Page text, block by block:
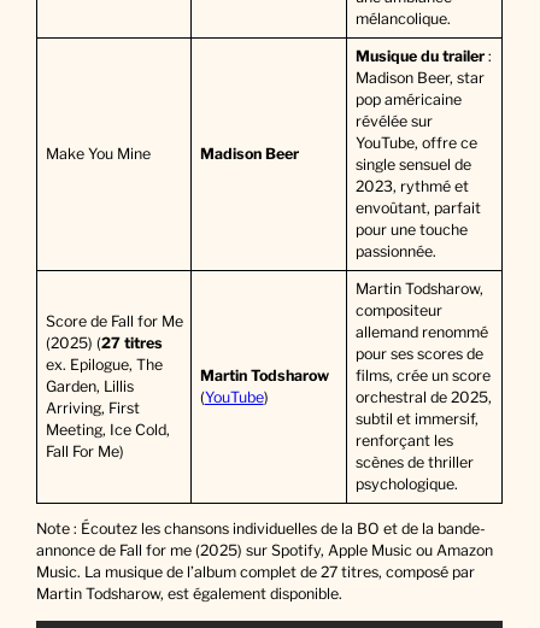
mélancolique.
Make You Mine Madison Beer
Musique du trailer :
Madison Beer, star
pop américaine
révélée sur
YouTube, offre ce
single sensuel de
2023, rythmé et
envoûtant, parfait
pour une touche
passionnée.
Score de Fall for Me
(2025) (27 titres
ex. Epilogue, The
Garden, Lillis
Arriving, First
Meeting, Ice Cold,
Fall For Me)
Martin Todsharow
(YouTube)
Martin Todsharow,
compositeur
allemand renommé
pour ses scores de
films, crée un score
orchestral de 2025,
subtil et immersif,
renforçant les
scènes de thriller
psychologique.
Note : Écoutez les chansons individuelles de la BO et de la bande-
annonce de Fall for me (2025) sur Spotify, Apple Music ou Amazon
Music. La musique de l’album complet de 27 titres, composé par
Martin Todsharow, est également disponible.